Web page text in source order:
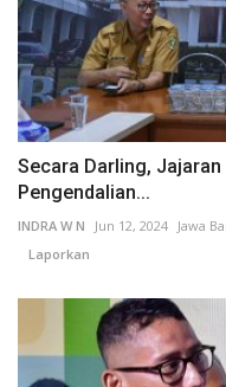
Secara Darling,
Pengendalian...
INDRA W N Jun 12, 2024 Jawa
Laporkan